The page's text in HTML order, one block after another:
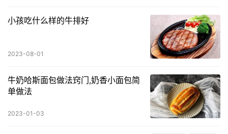
小孩吃什么样的牛排好
2023-08-01
牛奶哈斯面包做法窍门,奶香小面包简
单做法
2023-01-03